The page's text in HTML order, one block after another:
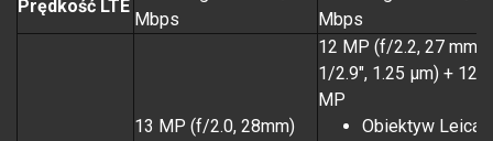
Prędkość LTE
Mbps
Mbps
13 MP (f/2.0, 28mm)
12 MP (f/2.2, 27 mm,
1/2.9", 1.25 µm) + 12
MP
Obiektyw Leica